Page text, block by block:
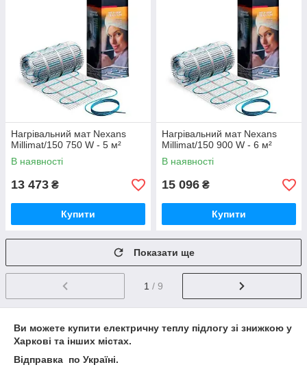
Нагрівальний мат Nexans
Millimat/150 750 W - 5 м²
В наявності
13 473 ₴
Купити
Нагрівальний мат Nexans
Millimat/150 900 W - 6 м²
В наявності
15 096 ₴
Купити
Показати ще
1 / 9
Ви можете купити електричну теплу підлогу зі знижкою у
Харкові та інших містах.
Відправка по Україні.